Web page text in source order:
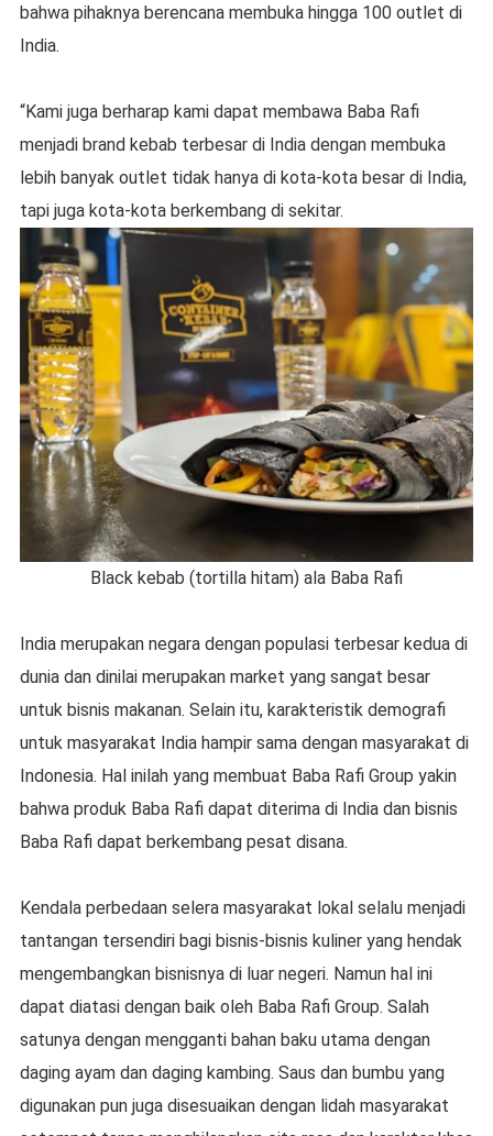
bahwa pihaknya berencana membuka hingga 100 outlet di
India.
“Kami juga berharap kami dapat membawa Baba Rafi
menjadi brand kebab terbesar di India dengan membuka
lebih banyak outlet tidak hanya di kota-kota besar di India,
tapi juga kota-kota berkembang di sekitar.
Black kebab (tortilla hitam) ala Baba Rafi
India merupakan negara dengan populasi terbesar kedua di
dunia dan dinilai merupakan market yang sangat besar
untuk bisnis makanan. Selain itu, karakteristik demografi
untuk masyarakat India hampir sama dengan masyarakat di
Indonesia. Hal inilah yang membuat Baba Rafi Group yakin
bahwa produk Baba Rafi dapat diterima di India dan bisnis
Baba Rafi dapat berkembang pesat disana.
Kendala perbedaan selera masyarakat lokal selalu menjadi
tantangan tersendiri bagi bisnis-bisnis kuliner yang hendak
mengembangkan bisnisnya di luar negeri. Namun hal ini
dapat diatasi dengan baik oleh Baba Rafi Group. Salah
satunya dengan mengganti bahan baku utama dengan
daging ayam dan daging kambing. Saus dan bumbu yang
digunakan pun juga disesuaikan dengan lidah masyarakat